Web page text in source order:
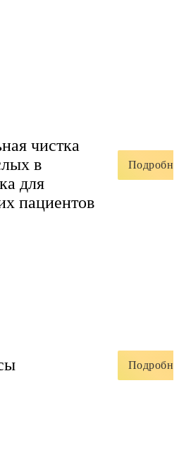
чистка
в
для
пациентов